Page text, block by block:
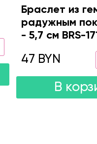
Браслет из
радужным
- 5,7 см BRS-
47 BYN
В